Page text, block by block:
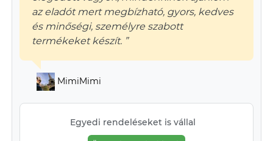
az eladót mert megbízható, gyors, kedves
és minőségi, személyre szabott
termékeket készít. ”
MimiMimi
Egyedi rendeléseket is vállal